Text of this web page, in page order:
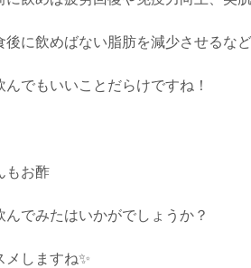
後に飲めばない脂肪を減少させるなど
んでもいいことだらけですね！
もお酢
んでみたはいかがでしょうか？
メしますね✨